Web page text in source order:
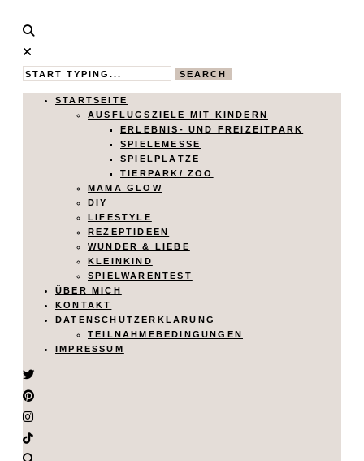
Calistas
Traum
MAMABLOG
SEARCH
STARTSEITE
AUSFLUGSZIELE MIT KINDERN
ERLEBNIS- UND FREIZEITPARK
SPIELEMESSE
SPIELPLÄTZE
TIERPARK/ ZOO
MAMA GLOW
DIY
LIFESTYLE
REZEPTIDEEN
WUNDER & LIEBE
KLEINKIND
SPIELWARENTEST
ÜBER MICH
KONTAKT
DATENSCHUTZERKLÄRUNG
TEILNAHMEBEDINGUNGEN
IMPRESSUM